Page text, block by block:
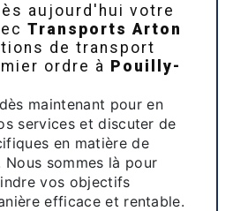
aujourd'hui votre
Transports Arton
de transport
ordre à Pouilly-
maintenant pour en
services et discuter de
en matière de
sommes là pour
vos objectifs
efficace et rentable.